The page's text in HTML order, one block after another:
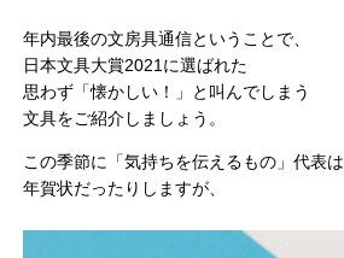
年内最後の文房具通信ということで、
日本文具大賞2021に選ばれた
思わず「懐かしい！」と叫んでしまう
文具をご紹介しましょう。
この季節に「気持ちを伝えるもの」代表は
年賀状だったりしますが、